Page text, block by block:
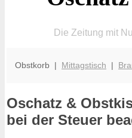
Die Zeitung mit
Obstkorb | Mittagstisch |
Oschatz &
bei der Steuer